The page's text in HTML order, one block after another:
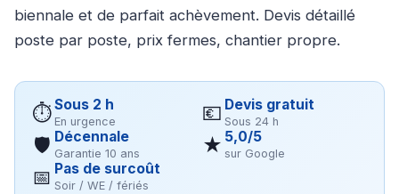
biennale et de parfait achèvement. Devis détaillé
poste par poste, prix fermes, chantier propre.
⏱Sous 2 h
En urgence 💶 Devis gratuit
Sous 24 h
🛡 Décennale
Garantie 10 ans ★ 5,0/5
sur Google
📅 Pas de surcoût
Soir / WE / fériés